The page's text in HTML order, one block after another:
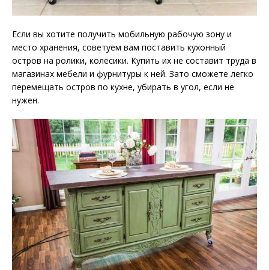
Если вы хотите получить мобильную рабочую зону и
место хранения, советуем вам поставить кухонный
остров на ролики, колёсики. Купить их не составит труда в
магазинах мебели и фурнитуры к ней. Зато сможете легко
перемещать остров по кухне, убирать в угол, если не
нужен.